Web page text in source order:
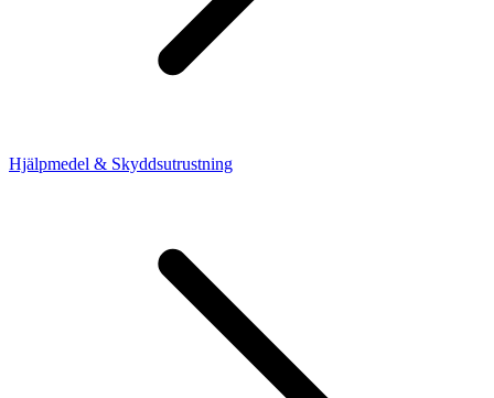
Hjälpmedel & Skyddsutrustning